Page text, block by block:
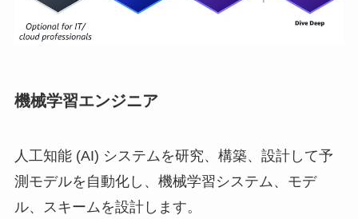
機械学習エンジニア
人工知能 (AI) システムを研究、構築、設計して予
測モデルを自動化し、機械学習システム、モデ
ル、スキームを設計します。